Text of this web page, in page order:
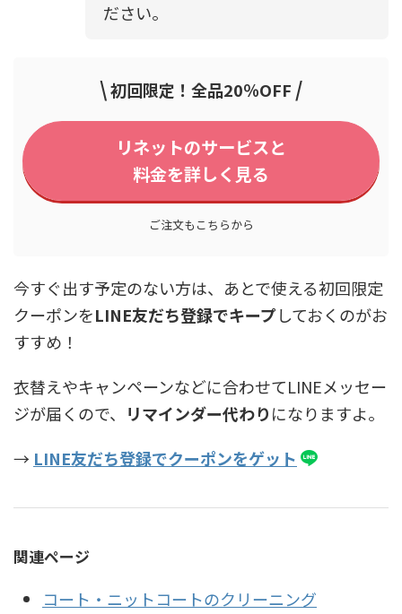
ださい。
\初回限定！全品20％OFF /
リネットのサービスと
料金を詳しく見る
ご注文もこちらから
今すぐ出す予定のない方は、あとで使える初回限定
クーポンをLINE友だち登録でキープしておくのがお
すすめ！
衣替えやキャンペーンなどに合わせてLINEメッセー
ジが届くので、 リマインダー代わりになりますよ。
→ LINE友だち登録でクーポンをゲット
関連ページ
コート・ニットコートのクリーニング